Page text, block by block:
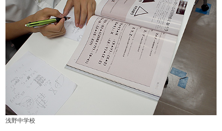
浅野中学校